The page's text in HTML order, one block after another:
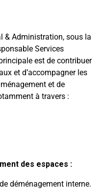
& Administration, sous la
Services
est de contribuer
et d’accompagner les
et de
à travers :
des espaces :
déménagement interne.